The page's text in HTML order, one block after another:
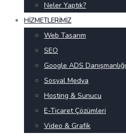
Neler Yaptık?
HIZMETLERIMIZ
Web Tasarım
SEO
Google ADS Danışmanlığı
Sosyal Medya
Hosting & Sunucu
E-Ticaret Çözümleri
Video & Grafik